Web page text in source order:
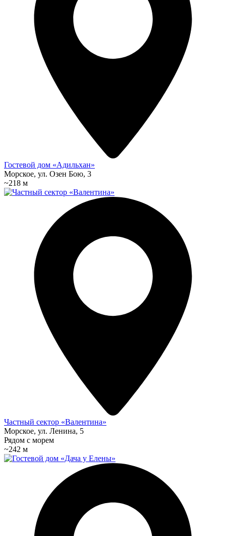
Гостевой дом «Адильхан»
Морское, ул. Озен Бою, 3
~218 м
Частный сектор «Валентина»
Морское, ул. Ленина, 5
Рядом с морем
~242 м